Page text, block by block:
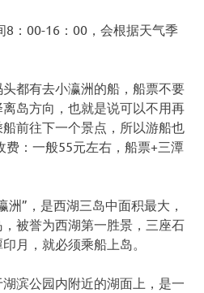
8：00-16：00，会根据天气季
都有去小瀛洲的船，船票不要
岛方向，也就是说可以不用再
前往下一个景点，所以游船也
费：一般55元左右，船票+三潭
洲”，是西湖三岛中面积最大，
被誉为西湖第一胜景，三座石
月，就必须乘船上岛。
滨公园内附近的湖面上，是一